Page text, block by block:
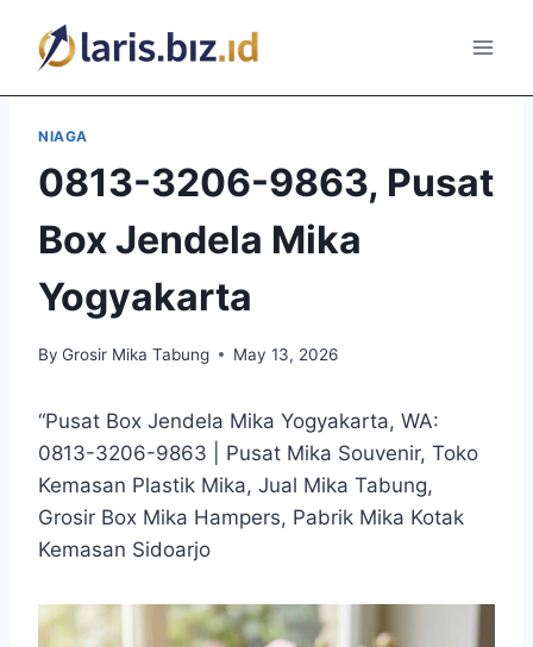
content
NIAGA
0813-3206-9863, Pusat
Box Jendela Mika
Yogyakarta
By Grosir Mika Tabung May 13, 2026
“Pusat Box Jendela Mika Yogyakarta, WA:
0813-3206-9863 | Pusat Mika Souvenir, Toko
Kemasan Plastik Mika, Jual Mika Tabung,
Grosir Box Mika Hampers, Pabrik Mika Kotak
Kemasan Sidoarjo